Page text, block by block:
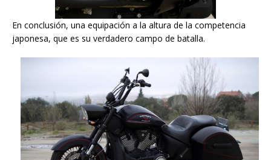
En conclusión, una equipación a la altura de la competencia
japonesa, que es su verdadero campo de batalla.